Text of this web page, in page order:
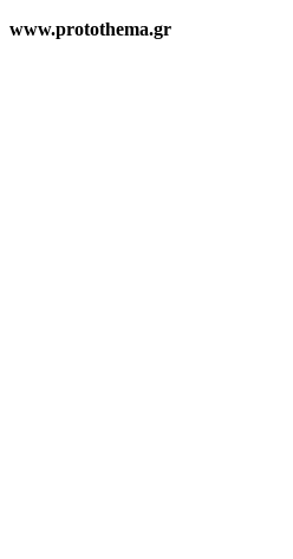
www.protothema.gr